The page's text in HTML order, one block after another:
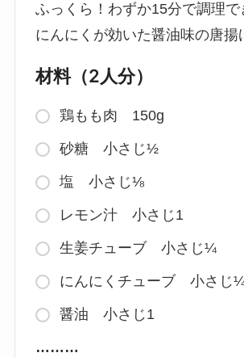
ふっくら！わずか15分で調理で
にんにくが効いた醤油味の唐揚
材料（2人分）
鶏もも肉 150g
砂糖 小さじ½
塩 小さじ⅛
レモン汁 小さじ1
生姜チューブ 小さじ¼
にんにくチューブ 小さじ
醤油 小さじ1
………